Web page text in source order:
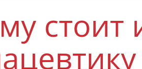
стоит